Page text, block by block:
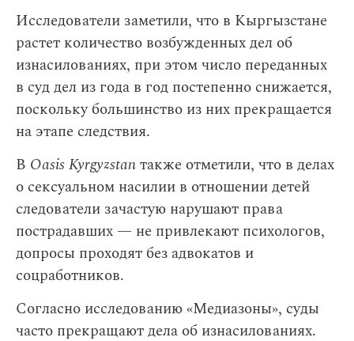
Исследователи заметили, что в Кыргызстане
растет количество возбужденных дел об
изнасилованиях, при этом число переданных
в суд дел из года в год постепенно снижается,
поскольку большинство из них прекращается
на этапе следствия.
В Oasis Kyrgyzstanтакже отметили, что в делах
о сексуальном насилии в отношении детей
следователи зачастую нарушают права
пострадавших — не привлекают психологов,
допросы проходят без адвокатов и
соцработников.
Согласно исследованию «Медиазоны», суды
часто прекращают дела об изнасилованиях.